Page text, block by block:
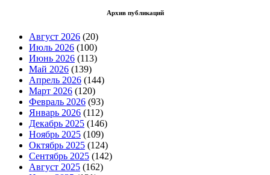
Архив публикаций
Август 2026 (20)
Июль 2026 (100)
Июнь 2026 (113)
Май 2026 (139)
Апрель 2026 (144)
Март 2026 (120)
Февраль 2026 (93)
Январь 2026 (112)
Декабрь 2025 (146)
Ноябрь 2025 (109)
Октябрь 2025 (124)
Сентябрь 2025 (142)
Август 2025 (162)